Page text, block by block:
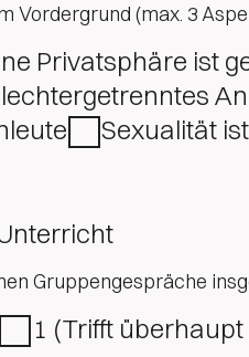
Vordergrund (max. 3
Privatsphäre ist
Sexualität ist ein sensibler
Gruppengespräche
1 (Trifft